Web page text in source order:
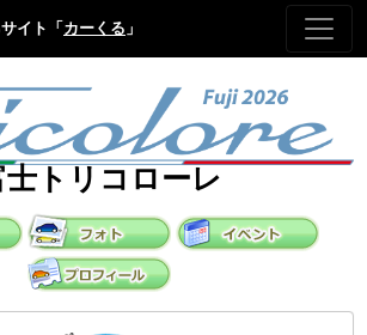
イト「 カーくる 」
士トリコローレ